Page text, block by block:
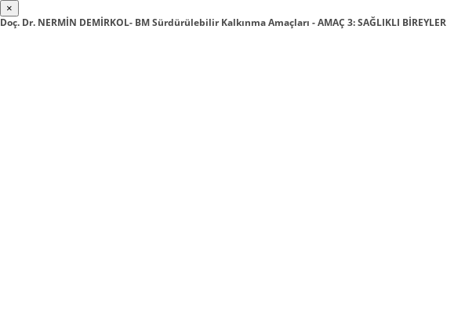
×
Doç. Dr. NERMİN DEMİRKOL- BM Sürdürülebilir Kalkınma Amaçları - AMAÇ 3: SAĞLIKLI BİREYLER